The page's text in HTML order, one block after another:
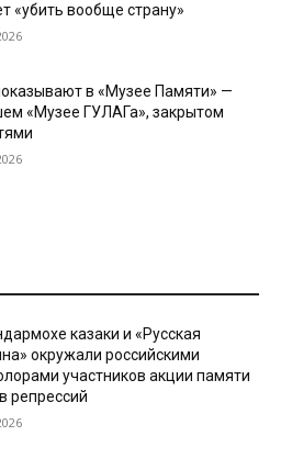
«убить вообще страну»
в «Музее Памяти» —
«Музее ГУЛАГа», закрытом
казаки и «Русская
окружали российскими
участников акции памяти
репрессий